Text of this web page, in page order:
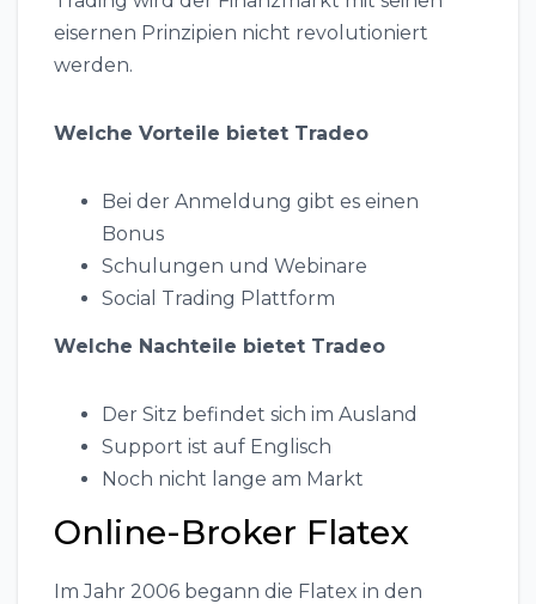
eisernen Prinzipien nicht revolutioniert
werden.
Welche Vorteile bietet Tradeo
Bei der Anmeldung gibt es einen
Bonus
Schulungen und Webinare
Social Trading Plattform
Welche Nachteile bietet Tradeo
Der Sitz befindet sich im Ausland
Support ist auf Englisch
Noch nicht lange am Markt
Online-Broker Flatex
Im Jahr 2006 begann die Flatex in den